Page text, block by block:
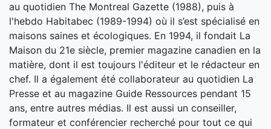
au quotidien The Montreal Gazette (1988), puis à
l'hebdo Habitabec (1989-1994) où il s’est spécialisé en
maisons saines et écologiques. En 1994, il fondait La
Maison du 21e siècle, premier magazine canadien en la
matière, dont il est toujours l'éditeur et le rédacteur en
chef. Il a également été collaborateur au quotidien La
Presse et au magazine Guide Ressources pendant 15
ans, entre autres médias. Il est aussi un conseiller,
formateur et conférencier recherché pour tout ce qui